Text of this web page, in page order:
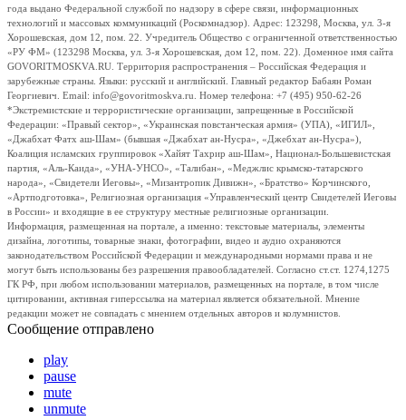
года выдано Федеральной службой по надзору в сфере связи, информационных
технологий и массовых коммуникаций (Роскомнадзор). Адрес: 123298, Москва, ул. 3-я
Хорошевская, дом 12, пом. 22. Учредитель Общество с ограниченной ответственностью
«РУ ФМ» (123298 Москва, ул. 3-я Хорошевская, дом 12, пом. 22). Доменное имя сайта
GOVORITMOSKVA.RU. Территория распространения – Российская Федерация и
зарубежные страны. Языки: русский и английский. Главный редактор Бабаян Роман
Георгиевич. Email: info@govoritmoskva.ru. Номер телефона: +7 (495) 950-62-26
*Экстремистские и террористические организации, запрещенные в Российской
Федерации: «Правый сектор», «Украинская повстанческая армия» (УПА), «ИГИЛ»,
«Джабхат Фатх аш-Шам» (бывшая «Джабхат ан-Нусра», «Джебхат ан-Нусра»),
Коалиция исламских группировок «Хайят Тахрир аш-Шам», Национал-Большевистская
партия, «Аль-Каида», «УНА-УНСО», «Талибан», «Меджлис крымско-татарского
народа», «Свидетели Иеговы», «Мизантропик Дивижн», «Братство» Корчинского,
«Артподготовка», Религиозная организация «Управленческий центр Свидетелей Иеговы
в России» и входящие в ее структуру местные религиозные организации.
Информация, размещенная на портале, а именно: текстовые материалы, элементы
дизайна, логотипы, товарные знаки, фотографии, видео и аудио охраняются
законодательством Российской Федерации и международными нормами права и не
могут быть использованы без разрешения правообладателей. Согласно ст.ст. 1274,1275
ГК РФ, при любом использовании материалов, размещенных на портале, в том числе
цитировании, активная гиперссылка на материал является обязательной. Мнение
редакции может не совпадать с мнением отдельных авторов и колумнистов.
Сообщение отправлено
play
pause
mute
unmute